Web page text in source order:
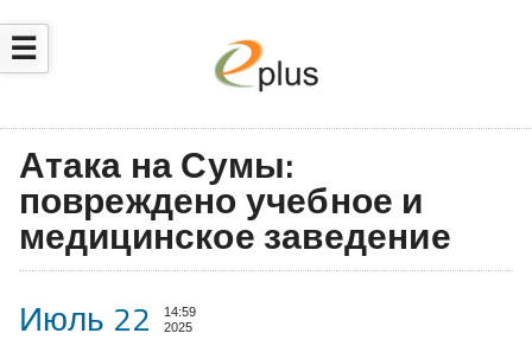
☰
Атака на Сумы:
повреждено учебное и
медицинское заведение
Июль 22
14:59
2025